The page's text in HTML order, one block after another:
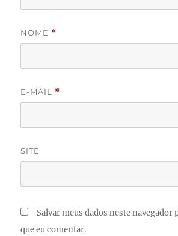
NOME *
E-MAIL *
SITE
Salvar meus dados neste navegador
que eu comentar.